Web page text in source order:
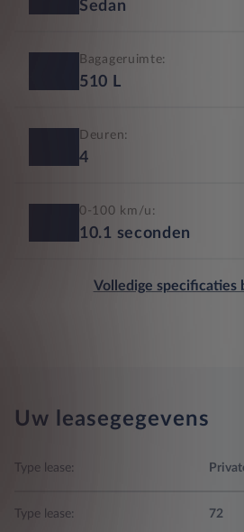
Sedan
Bagageruimte:
510 L
Deuren:
4
0-100 km/u:
10.1 seconden
Volledige specificaties
Uw leasegegevens
Type lease:
Type lease: 72